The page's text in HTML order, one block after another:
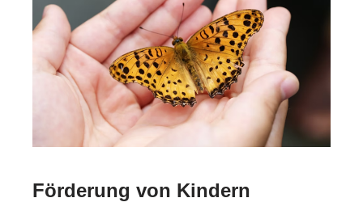
Förderung von Kindern